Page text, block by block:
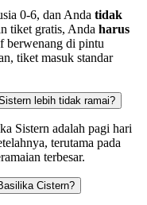
0-6, dan Anda tidak
tiket gratis, Anda harus
berwenang di pintu
tiket masuk standar
lebih tidak ramai?
Sistern adalah pagi hari
terutama pada
terbesar.
Cistern?